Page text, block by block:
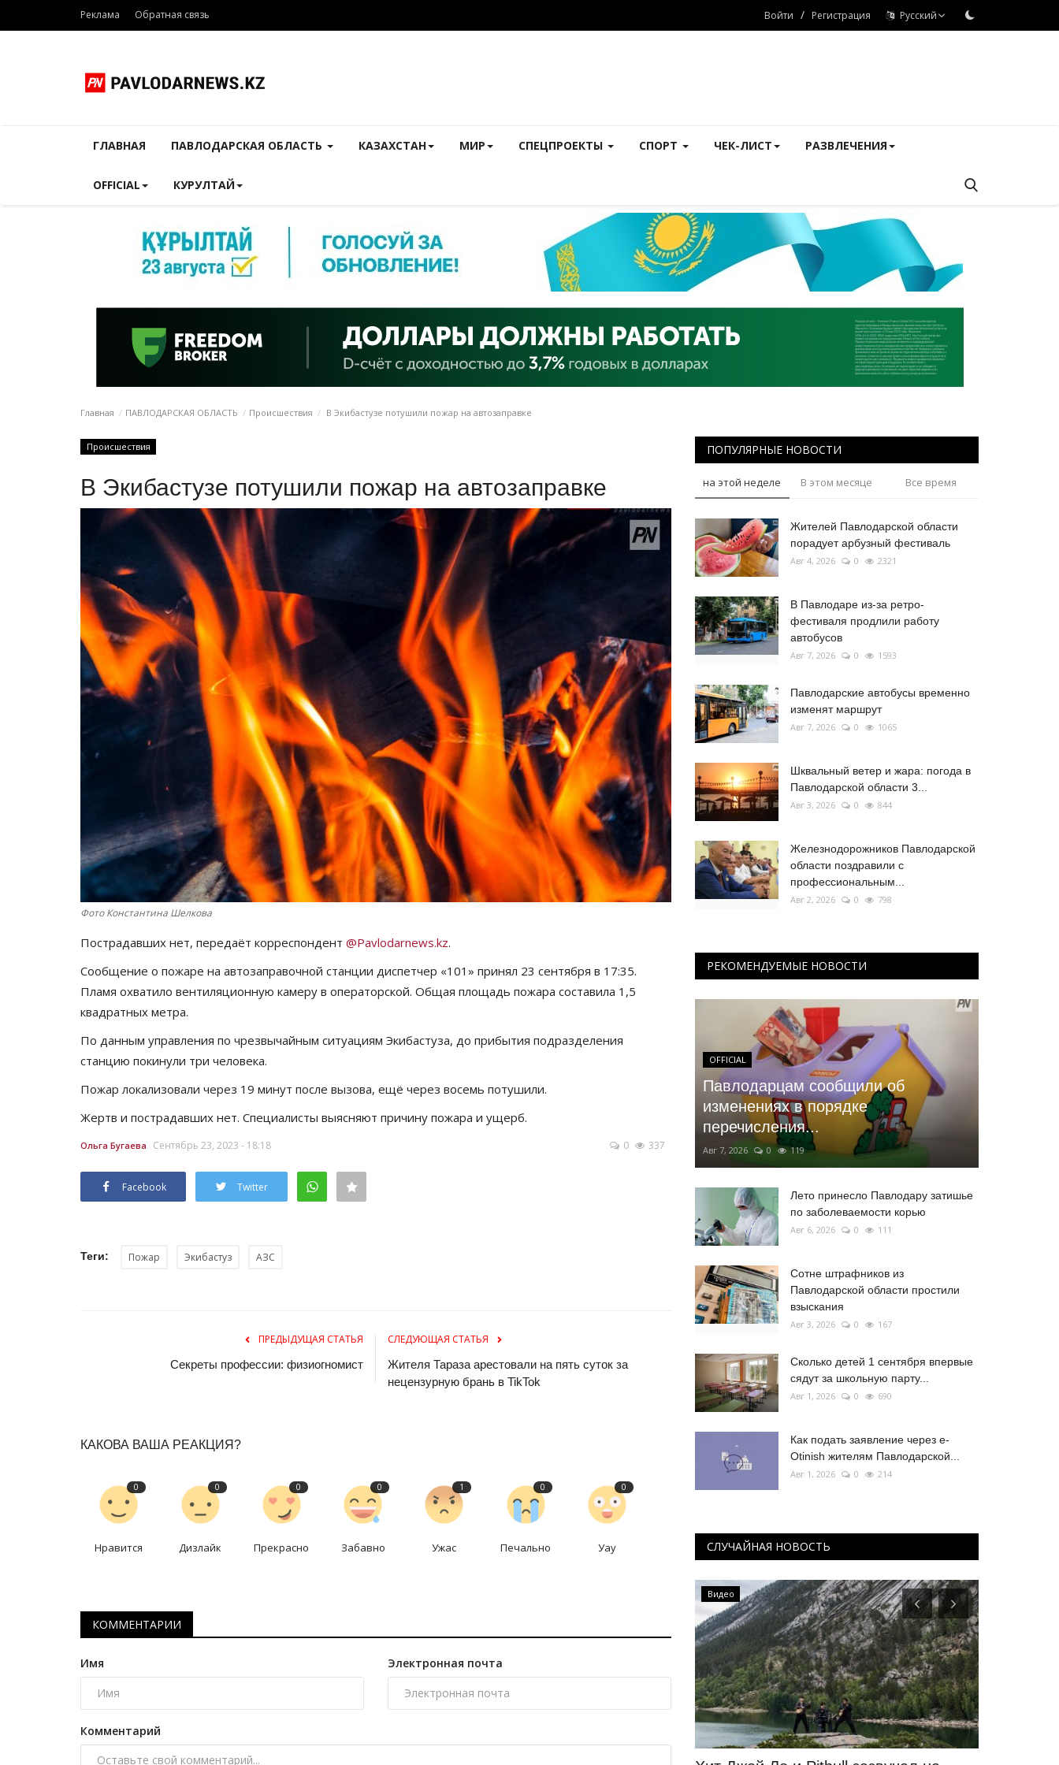
Реклама Обратная связь Войти / Регистрация Русский
ГЛАВНАЯ ПАВЛОДАРСКАЯ ОБЛАСТЬ КАЗАХСТАН МИР СПЕЦПРОЕКТЫ СПОРТ ЧЕК-ЛИСТ РАЗВЛЕЧЕНИЯ
OFFICIAL КУРУЛТАЙ
Главная ПАВЛОДАРСКАЯ ОБЛАСТЬ Происшествия В Экибастузе потушили пожар на автозаправке
Происшествия
В Экибастузе потушили пожар на автозаправке
Фото Константина Шелкова
Пострадавших нет, передаёт корреспондент @Pavlodarnews.kz.
Сообщение о пожаре на автозаправочной станции диспетчер «101» принял 23 сентября в 17:35.
Пламя охватило вентиляционную камеру в операторской. Общая площадь пожара составила 1,5
квадратных метра.
По данным управления по чрезвычайным ситуациям Экибастуза, до прибытия подразделения
станцию покинули три человека.
Пожар локализовали через 19 минут после вызова, ещё через восемь потушили.
Жертв и пострадавших нет. Специалисты выясняют причину пожара и ущерб.
Ольга Бугаева Сентябрь 23, 2023 - 18:18 0 337
Facebook Twitter
Теги: Пожар Экибастуз АЗС
ПРЕДЫДУЩАЯ СТАТЬЯ
Секреты профессии: физиогномист
СЛЕДУЮЩАЯ СТАТЬЯ
Жителя Тараза арестовали на пять суток за
нецензурную брань в TikTok
КАКОВА ВАША РЕАКЦИЯ?
0
Нравится
0
Дизлайк
0
Прекрасно
0
Забавно
1
Ужас
0
Печально
0
Уау
КОММЕНТАРИИ
Имя Электронная почта
Комментарий
ПОПУЛЯРНЫЕ НОВОСТИ
на этой неделе В этом месяце Все время
Жителей Павлодарской области
порадует арбузный фестиваль
Авг 4, 2026 0 2321
В Павлодаре из-за ретро-
фестиваля продлили работу
автобусов
Авг 7, 2026 0 1593
Павлодарские автобусы временно
изменят маршрут
Авг 7, 2026 0 1065
Шквальный ветер и жара: погода в
Павлодарской области 3...
Авг 3, 2026 0 844
Железнодорожников Павлодарской
области поздравили с
профессиональным...
Авг 2, 2026 0 798
РЕКОМЕНДУЕМЫЕ НОВОСТИ
OFFICIAL
Павлодарцам сообщили об
изменениях в порядке
перечисления...
Авг 7, 2026 0 119
Лето принесло Павлодару затишье
по заболеваемости корью
Авг 6, 2026 0 111
Сотне штрафников из
Павлодарской области простили
взыскания
Авг 3, 2026 0 167
Сколько детей 1 сентября впервые
сядут за школьную парту...
Авг 1, 2026 0 690
Как подать заявление через e-
Otinish жителям Павлодарской...
Авг 1, 2026 0 214
СЛУЧАЙНАЯ НОВОСТЬ
Видео